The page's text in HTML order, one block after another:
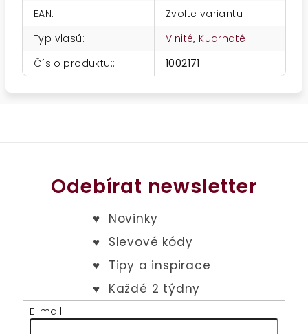
EAN:
Zvolte variantu
Typ vlasů: Vlnité, Kudrnaté
Číslo produktu:: 1002171
Odebírat newsletter
E-mail